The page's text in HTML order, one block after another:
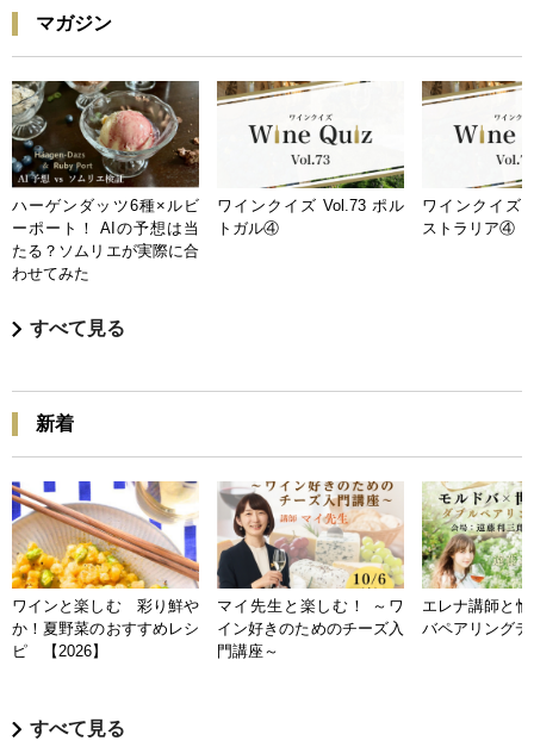
マガジン
ハーゲンダッツ6種×ルビ
ーポート！ AIの予想は当
たる？ソムリエが実際に合
わせてみた
ワインクイズ Vol.73 ポル
トガル④
ワインクイズ
ストラリア④
すべて見る
新着
ワインと楽しむ 彩り鮮や
か！夏野菜のおすすめレシ
ピ 【2026】
マイ先生と楽しむ！ ～ワ
イン好きのためのチーズ入
門講座～
エレナ講師と
バペアリングデ
すべて見る